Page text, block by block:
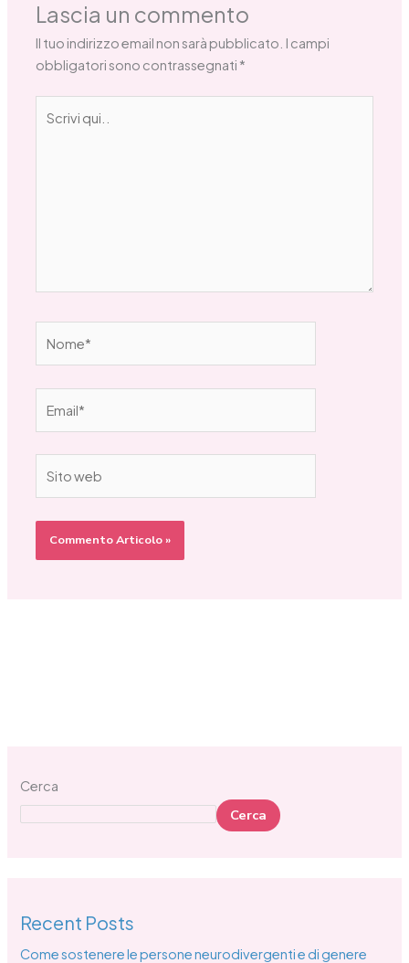
Lascia un commento
Il tuo indirizzo email non sarà pubblicato. I campi
obbligatori sono contrassegnati *
qui..
web
Cerca
Cerca
Recent Posts
Come sostenere le persone neurodivergenti e di genere